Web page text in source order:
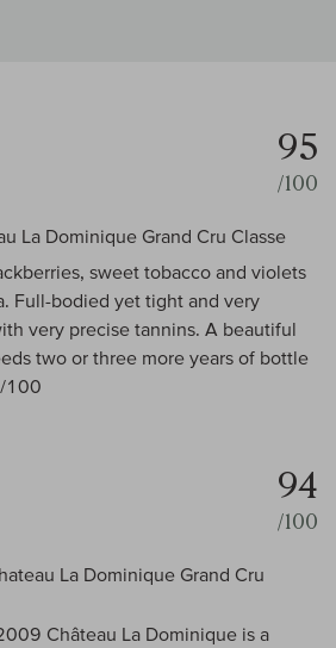
95
/100
La Dominique Grand Cru Classe
sweet tobacco and violets
Full-bodied yet tight and very
very precise tannins. A beautiful
two or three more years of bottle
100
94
/100
La Dominique Grand Cru
Château La Dominique is a